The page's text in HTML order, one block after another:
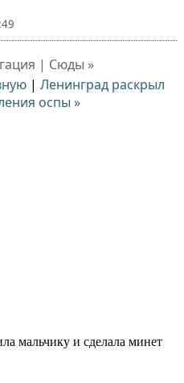
| Сюды »
| Ленинград раскрыл
оспы »